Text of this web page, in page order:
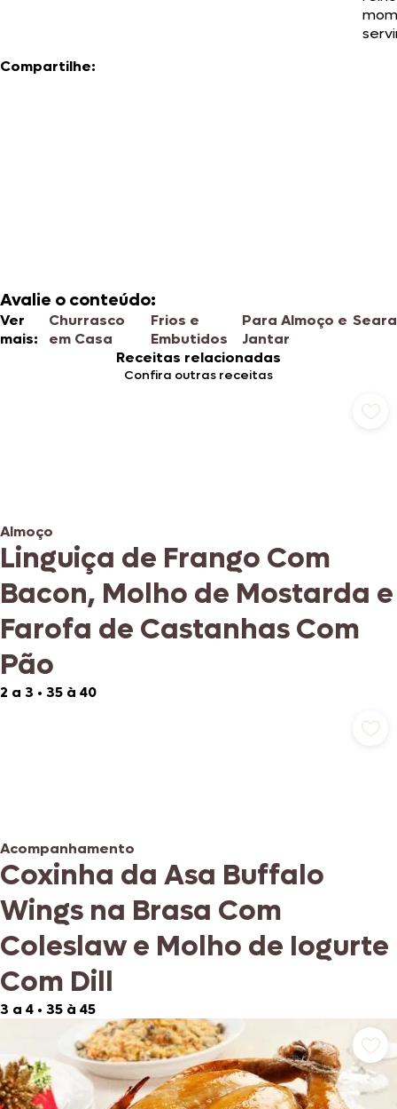
Compartilhe:
Avalie o conteúdo:
Ver
mais:
Churrasco
em Casa
Frios e
Embutidos
Para Almoço e
Jantar
Seara
Receitas relacionadas
Confira outras receitas
Almoço
Linguiça de Frango Com
Bacon, Molho de Mostarda e
Farofa de Castanhas Com
Pão
2 a 3 • 35 à 40
Acompanhamento
Coxinha da Asa Buffalo
Wings na Brasa Com
Coleslaw e Molho de Iogurte
Com Dill
3 a 4 • 35 à 45